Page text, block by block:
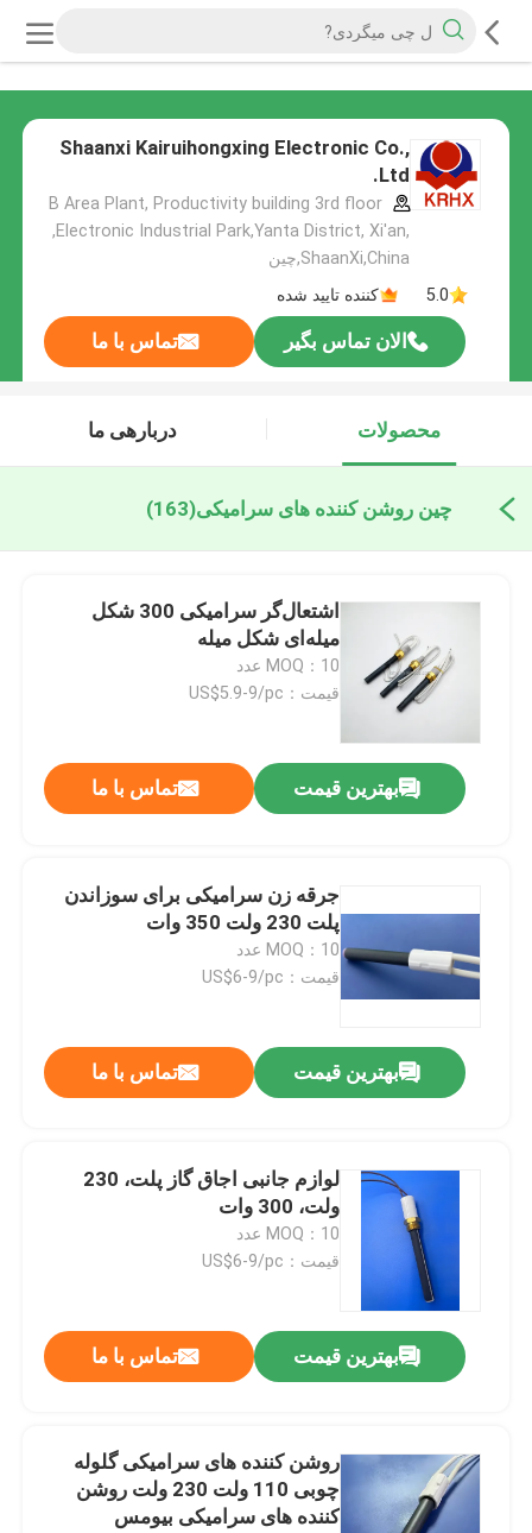
Shaanxi Kairuihongxing Electronic Co.,
Ltd.
B Area Plant, Productivity building 3rd floor
,Electronic Industrial Park,Yanta District, Xi'an,
ShaanXi,China,چین
5.0
کننده تایید شده
الان تماس بگیر تماس با ما
محصولات دربارهی ما
چین روشن کننده های سرامیکی(163)
اشتعال‌گر سرامیکی 300 شکل
میله‌ای شکل میله
MOQ：10 عدد
قیمت：US$5.9-9/pc
بهترین قیمت تماس با ما
جرقه زن سرامیکی برای سوزاندن
پلت 230 ولت 350 وات
MOQ：10 عدد
قیمت：US$6-9/pc
بهترین قیمت تماس با ما
لوازم جانبی اجاق گاز پلت، 230
ولت، 300 وات
MOQ：10 عدد
قیمت：US$6-9/pc
بهترین قیمت تماس با ما
روشن کننده های سرامیکی گلوله
چوبی 110 ولت 230 ولت روشن
کننده های سرامیکی بیومس